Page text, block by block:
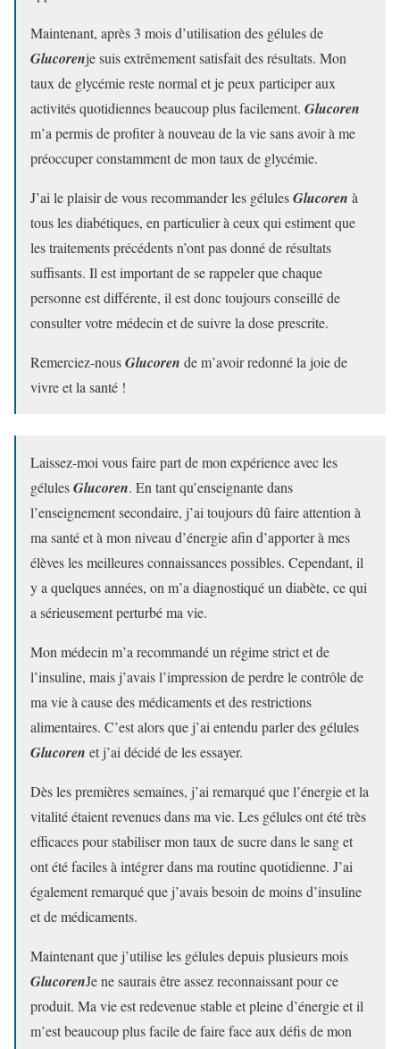
Maintenant, après 3 mois d’utilisation des gélules de
Glucorenje suis extrêmement satisfait des résultats. Mon
taux de glycémie reste normal et je peux participer aux
activités quotidiennes beaucoup plus facilement. Glucoren
m’a permis de profiter à nouveau de la vie sans avoir à me
préoccuper constamment de mon taux de glycémie.
J’ai le plaisir de vous recommander les gélulesGlucoren à
tous les diabétiques, en particulier à ceux qui estiment que
les traitements précédents n’ont pas donné de résultats
suffisants. Il est important de se rappeler que chaque
personne est différente, il est donc toujours conseillé de
consulter votre médecin et de suivre la dose prescrite.
Remerciez-nousGlucoren de m’avoir redonné la joie de
vivre et la santé !
Laissez-moi vous faire part de mon expérience avec les
gélulesGlucoren. En tant qu’enseignante dans
l’enseignement secondaire, j’ai toujours dû faire attention à
ma santé et à mon niveau d’énergie afin d’apporter à mes
élèves les meilleures connaissances possibles. Cependant, il
y a quelques années, on m’a diagnostiqué un diabète, ce qui
a sérieusement perturbé ma vie.
Mon médecin m’a recommandé un régime strict et de
l’insuline, mais j’avais l’impression de perdre le contrôle de
ma vie à cause des médicaments et des restrictions
alimentaires. C’est alors que j’ai entendu parler des gélules
Glucoren et j’ai décidé de les essayer.
Dès les premières semaines, j’ai remarqué que l’énergie et la
vitalité étaient revenues dans ma vie. Les gélules ont été très
efficaces pour stabiliser mon taux de sucre dans le sang et
ont été faciles à intégrer dans ma routine quotidienne. J’ai
également remarqué que j’avais besoin de moins d’insuline
et de médicaments.
Maintenant que j’utilise les gélules depuis plusieurs mois
GlucorenJe ne saurais être assez reconnaissant pour ce
produit. Ma vie est redevenue stable et pleine d’énergie et il
m’est beaucoup plus facile de faire face aux défis de mon